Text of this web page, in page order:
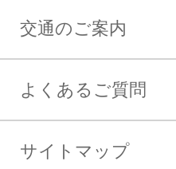
交通のご案内
よくあるご質問
サイトマップ